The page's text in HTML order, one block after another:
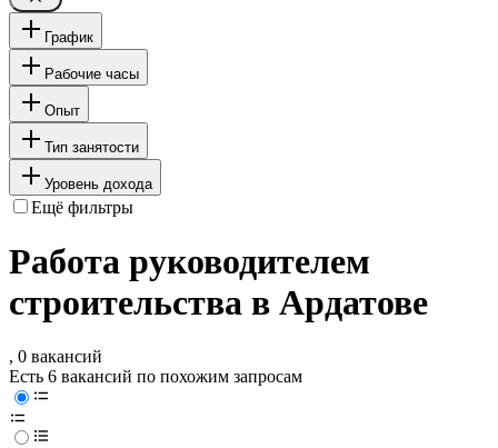
График
Рабочие часы
Опыт
Тип занятости
Уровень дохода
Ещё фильтры
Работа руководителем
строительства в Ардатове
, 0 вакансий
Есть 6 вакансий по похожим запросам